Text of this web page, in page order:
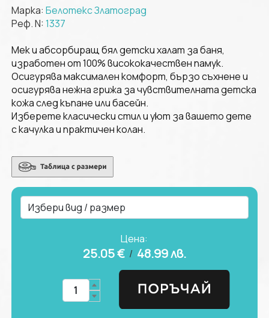
Марка: Белотекс Златоград
Реф. N:1337
Мек и абсорбиращ бял детски халат за баня,
изработен от 100% висококачествен памук.
Осигурява максимален комфорт, бързо съхнене и
осигурява нежна грижа за чувствителната детска
кожа след къпане или басейн.
Изберете класически стил и уют за вашето дете
с качулка и практичен колан.
Цена:
25.05 € / 48.99лв.